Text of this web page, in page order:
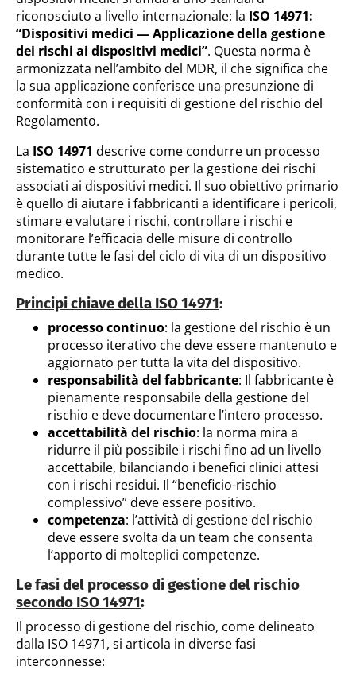
riconosciuto a livello internazionale: la ISO 14971:
“Dispositivi medici — Applicazione della gestione
dei rischi ai dispositivi medici”. Questa norma è
armonizzata nell’ambito del MDR, il che significa che
la sua applicazione conferisce una presunzione di
conformità con i requisiti di gestione del rischio del
Regolamento.
La ISO 14971 descrive come condurre un processo
sistematico e strutturato per la gestione dei rischi
associati ai dispositivi medici. Il suo obiettivo primario
è quello di aiutare i fabbricanti a identificare i pericoli,
stimare e valutare i rischi, controllare i rischi e
monitorare l’efficacia delle misure di controllo
durante tutte le fasi del ciclo di vita di un dispositivo
medico.
Principi chiave della ISO 14971:
processo continuo: la gestione del rischio è un
processo iterativo che deve essere mantenuto e
aggiornato per tutta la vita del dispositivo.
responsabilità del fabbricante: Il fabbricante è
pienamente responsabile della gestione del
rischio e deve documentare l’intero processo.
accettabilità del rischio: la norma mira a
ridurre il più possibile i rischi fino ad un livello
accettabile, bilanciando i benefici clinici attesi
con i rischi residui. Il “beneficio-rischio
complessivo” deve essere positivo.
competenza: l’attività di gestione del rischio
deve essere svolta da un team che consenta
l’apporto di molteplici competenze.
Le fasi del processo di gestione del rischio
secondo ISO 14971:
Il processo di gestione del rischio, come delineato
dalla ISO 14971, si articola in diverse fasi
interconnesse: